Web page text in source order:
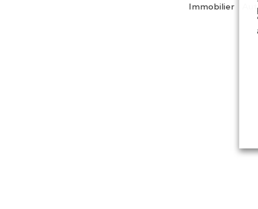
Immobilier